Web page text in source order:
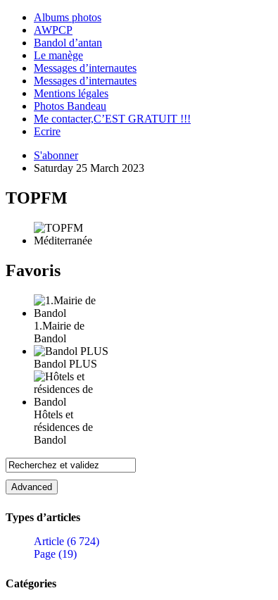
Albums photos
AWPCP
Bandol d’antan
Le manège
Messages d’internautes
Messages d’internautes
Mentions légales
Photos Bandeau
Me contacter,C’EST GRATUIT !!!
Ecrire
S'abonner
Saturday 25 March 2023
TOPFM
Favoris
1.Mairie de
Bandol
Bandol PLUS
Hôtels et
résidences de
Bandol
Types d’articles
Article (6 724)
Page (19)
Catégories